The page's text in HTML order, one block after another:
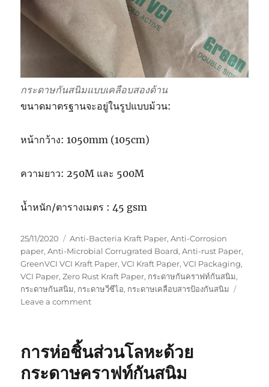
กระดาษกันสนิมแบบเคลือบสองด้าน
ขนาดมาตรฐานจะอยู่ในรูปแบบม้วน:
หน้ากว้าง: 1050mm (105cm)
ความยาว: 250M และ 500M
น้ำหนัก/ตารางเมตร : 45 gsm
Posted
on
25/11/2020 Tags
Anti-Bacteria Kraft Paper,Anti-Corrosion
paper,Anti-Microbial Corrugrated Board,Anti-rust Paper,
GreenVCI VCI Kraft Paper,VCI Kraft Paper,VCI Packaging,
VCI Paper,Zero Rust Kraft Paper, กระดาษกันคราฟท์กันสนิม,
กระดาษกันสนิม, กระดาษวีซีไอ, กระดาษเคลือบสารป้องกันสนิม
Leave a commenton
แบบ
สอง
การห่อชิ้นส่วนโลหะด้วย
กระดาษคราฟท์กันสนิม